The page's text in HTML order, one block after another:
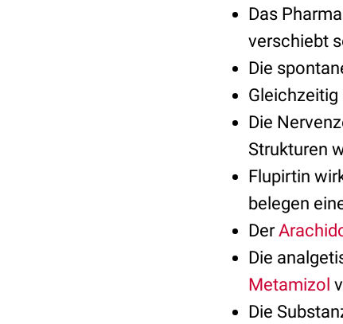
Das
verschiebt
Die
Die
Strukturen
Flupirtin
belegen
Der
Die
Metamizol
Die